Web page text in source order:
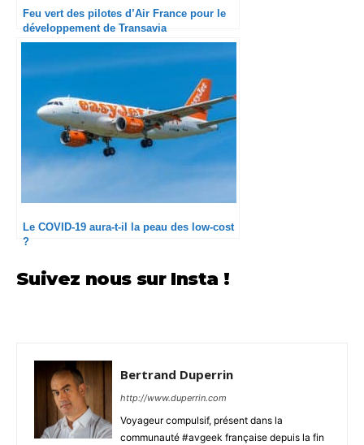
Feu vert des pilotes d’Air France pour le
développement de Transavia
Le COVID-19 aura-t-il la peau des low-cost
?
Suivez nous sur Insta !
Bertrand Duperrin
http://www.duperrin.com
Voyageur compulsif, présent dans la
communauté #avgeek française depuis la fin